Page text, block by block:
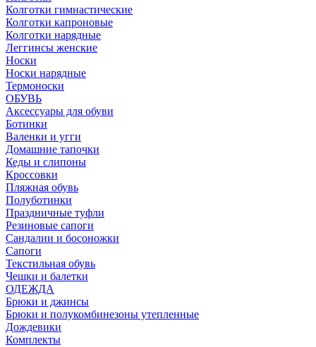
Колготки гимнастические
Колготки капроновые
Колготки нарядные
Леггинсы женские
Носки
Носки нарядные
Термоноски
ОБУВЬ
Аксессуары для обуви
Ботинки
Валенки и угги
Домашние тапочки
Кеды и слипоны
Кроссовки
Пляжная обувь
Полуботинки
Праздничные туфли
Резиновые сапоги
Сандалии и босоножки
Сапоги
Текстильная обувь
Чешки и балетки
ОДЕЖДА
Брюки и джинсы
Брюки и полукомбинезоны утепленные
Дождевики
Комплекты